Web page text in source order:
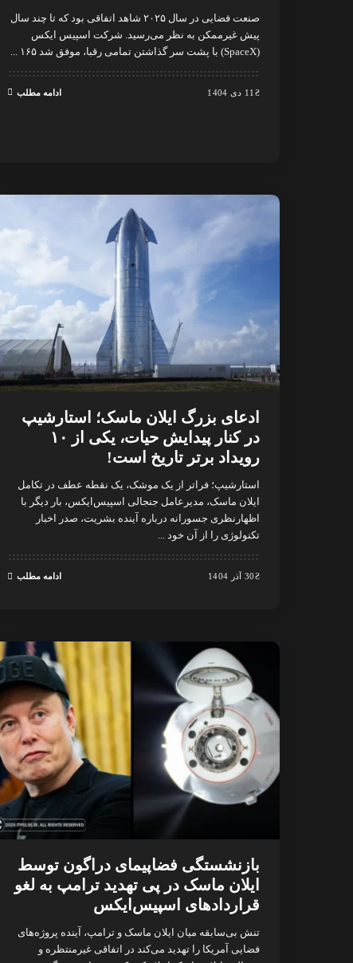
صنعت فضایی در سال ۲۰۲۵ شاهد اتفاقی بود که تا چند سال
پیش غیرممکن به نظر می‌رسید. شرکت اسپیس ایکس
(SpaceX) با پشت سر گذاشتن تمامی رقبا، موفق شد ۱۶۵
11 دی 1404 ادامه مطلب
ادعای بزرگ ایلان ماسک؛ استارشیپ
در کنار پیدایش حیات، یکی از ۱۰
رویداد برتر تاریخ است!
استارشیپ؛ فراتر از یک موشک، یک نقطه عطف در تکامل
ایلان ماسک، مدیرعامل جنجالی اسپیس‌ایکس، بار دیگر با
اظهارنظری جسورانه درباره آینده بشریت، صدر اخبار
تکنولوژی را از آن خود ...
30 آذر 1404 ادامه مطلب
بازنشستگی فضاپیمای دراگون توسط
ایلان ماسک در پی تهدید ترامپ به لغو
قراردادهای اسپیس‌ایکس
تنش بی‌سابقه میان ایلان ماسک و ترامپ، آینده پروژه‌های
فضایی آمریکا را تهدید می‌کند در اتفاقی غیرمنتظره و